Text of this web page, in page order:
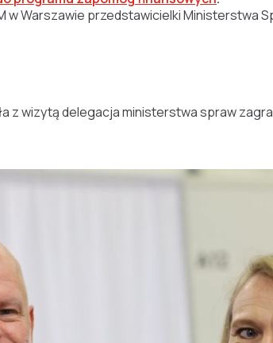
w Warszawie przedstawicielki Ministerstwa
z wizytą delegacja ministerstwa spraw